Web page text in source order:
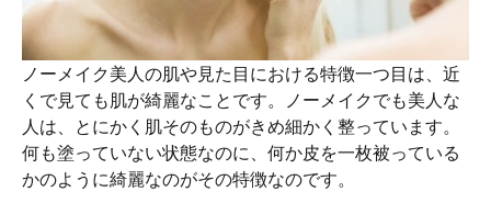
ノーメイク美人の肌や見た目における特徴一つ目は、近
くで見ても肌が綺麗なことです。ノーメイクでも美人な
人は、とにかく肌そのものがきめ細かく整っています。
何も塗っていない状態なのに、何か皮を一枚被っている
かのように綺麗なのがその特徴なのです。